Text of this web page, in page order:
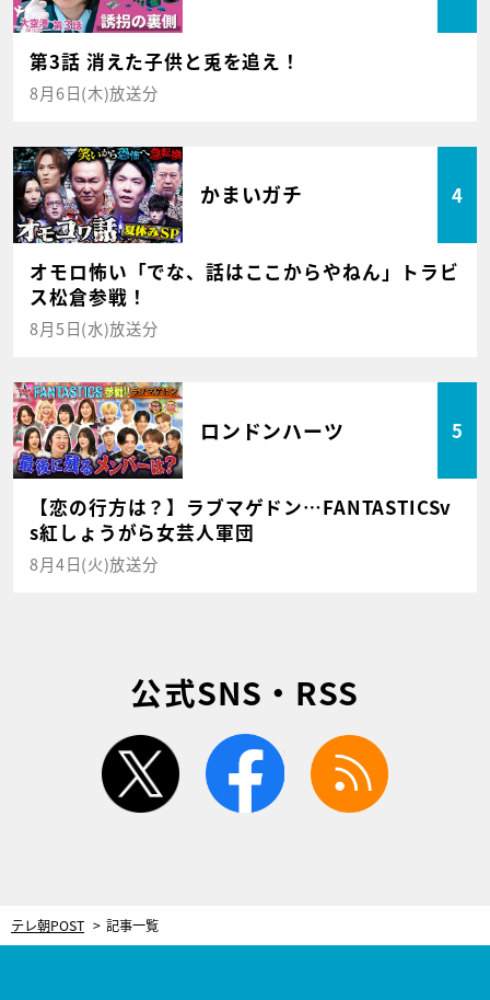
第3話 消えた子供と兎を追え！
8月6日(木)放送分
かまいガチ 4
オモロ怖い「でな、話はここからやねん」トラビ
ス松倉参戦！
8月5日(水)放送分
ロンドンハーツ 5
【恋の行方は？】ラブマゲドン…FANTASTICSv
s紅しょうがら女芸人軍団
8月4日(火)放送分
公式SNS・RSS
twitter facebook
テレ朝POST 記事一覧